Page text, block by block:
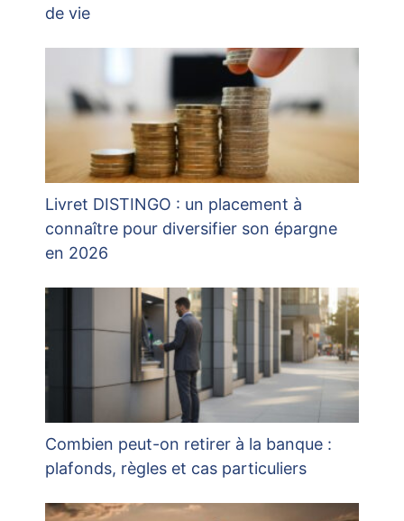
de vie
Livret DISTINGO : un placement à
connaître pour diversifier son épargne
en 2026
Combien peut-on retirer à la banque :
plafonds, règles et cas particuliers